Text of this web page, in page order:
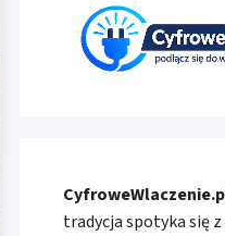
tradycja spotyka się